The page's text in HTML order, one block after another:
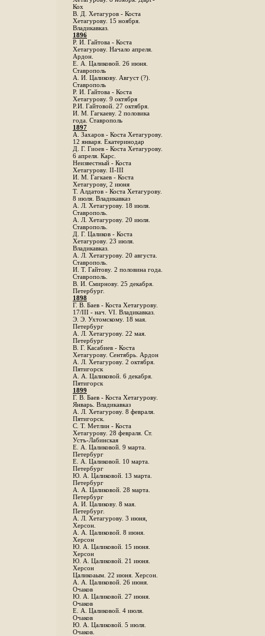
Кох
В. Д. Хетагуров - Коста
Хетагурову. 15 ноября.
Владикавказ.
1896
Р. И. Гайтова - Коста
Хетагурову. Начало апреля.
Ардон.
Е. А. Цаликовой. 26 июня.
Ставрополь
А. И. Цаликову. Август (?).
Ставрополь
Р. И. Гайтова - Коста
Хетагурову. 9 октября
Р.И. Гайтовой. 27 октября.
И. М. Гагкаеву. 2 половика
года. Ставрополь
1897
А. Захаров - Коста Хетагурову.
12 января. Екатеринодар
Д. Г. Гиоев - Коста Хетагурову.
6 апреля. Карс.
Неизвестный - Коста
Хетагурову. II-III
И. М. Гагкаев - Коста
Хетагурову, 2 июня
Т. Алдатов - Коста Хетагурову.
8 июля. Владикавказ
А. Л. Хетагурову. 18 июля.
Ставрополь.
А. Л. Хетагурову. 20 июля.
Ставрополь.
Д. Г. Цаликов - Коста
Хетагурову. 23 июля.
Владикавказ.
А. Л. Хетагурову. 20 августа.
Ставрополь.
И. Т. Гайтову. 2 половина года.
Ставрополь.
В. И. Смирнову. 25 декабря.
Петербург.
1898
Г. В. Баев - Коста Хетагурову.
17/III - нач. VI. Владикавказ.
Э. Э. Ухтомскому. 18 мая.
Петербург
A. Л. Хетагурову. 22 мая.
Петербург
B. Г. Касабиев - Коста
Хетагурову. Сентябрь. Ардон
А. Л. Хетагурову. 2 октября.
Пятигорск
А. А. Цаликовой. 6 декабря.
Пятигорск
1899
Г. В. Баев - Коста Хетагурову.
Январь. Владикавказ
А. Л. Хетагурову. 8 февраля.
Пятигорск.
С. Т. Метлин - Коста
Хетагурову. 28 февраля. Ст.
Устъ-Лабинская
Е. А. Цаликовой. 9 марта.
Петербург
Е. А. Цаликовой. 10 марта.
Петербург
Ю. А. Цаликовой. 13 марта.
Петербург
А. А. Цаликовой. 28 марта.
Петербург
А. И. Цаликову. 8 мая.
Петербург.
А. Л. Хетагурову. 3 июня,
Херсон.
А. А. Цаликовой. 8 июня.
Херсон
Ю. А. Цаликовой. 15 июня.
Херсон
Ю. А. Цаликовой. 21 июня.
Херсон
Цаликоаым. 22 июня. Херсон.
А. А. Цаликовой. 26 июня.
Очаков
Ю. А. Цаликовой. 27 июня.
Очаков
Е. А. Цаликовой. 4 июля.
Очаков
Ю. А. Цаликовой. 5 июля.
Очаков.